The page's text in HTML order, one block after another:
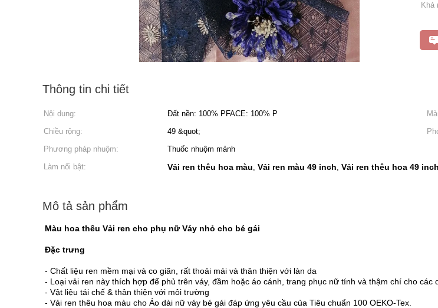
Khả
Thông tin chi tiết
Nội dung: Đất nền: 100% PFACE: 100% P
Chiều rộng:
49 &quot;
Phương pháp nhuộm:
Thuốc nhuộm mảnh
Làm nổi bật:
Vải ren thêu hoa màu, Vải ren màu 49 inch, Vải ren thêu hoa 49 inch
Mô tả sản phẩm
Màu hoa thêu Vải ren cho phụ nữ Váy nhỏ cho bé gái
Đặc trưng
- Chất liệu ren mềm mại và co giãn, rất thoải mái và thân thiện với làn da
- Loại vải ren này thích hợp để phủ trên váy, đầm hoặc áo cánh, trang phục nữ tính và thậm chí cho các
- Vật liệu tái chế & thân thiện với môi trường
- Vải ren thêu hoa màu cho Áo dài nữ váy bé gái đáp ứng yêu cầu của Tiêu chuẩn 100 OEKO-Tex.